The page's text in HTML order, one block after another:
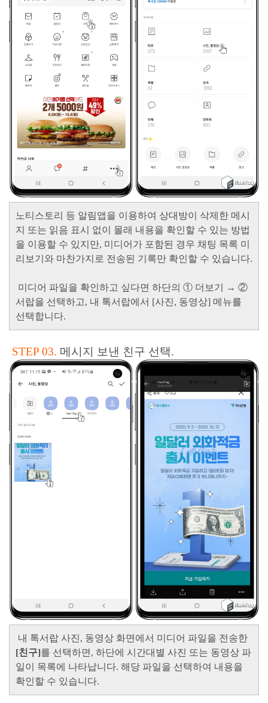
노티스토리 등 알림앱을 이용하여 상대방이 삭제한 메시
지 또는 읽음 표시 없이 몰래 내용을 확인할 수 있는 방법
을 이용할 수 있지만, 미디어가 포함된 경우 채팅 목록 미
리보기와 마찬가지로 전송된 기록만 확인할 수 있습니다.
미디어 파일을 확인하고 싶다면 하단의 ① 더보기 → ②
서랍을 선택하고, 내 톡서랍에서 [사진, 동영상] 메뉴를
선택합니다.
STEP 03. 메시지 보낸 친구 선택.
내 톡서랍 사진, 동영상 화면에서 미디어 파일을 전송한
[친구]를 선택하면, 하단에 시간대별 사진 또는 동영상 파
일이 목록에 나타납니다. 해당 파일을 선택하여 내용을
확인할 수 있습니다.